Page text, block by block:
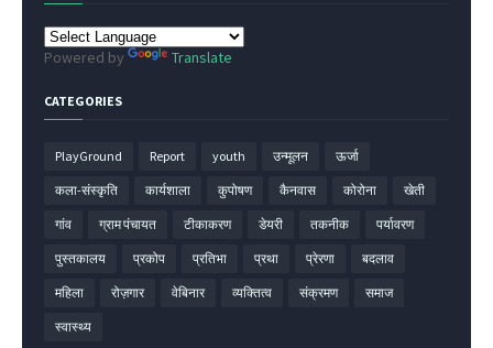
Powered by Translate
CATEGORIES
PlayGround Report youth उन्मूलन ऊर्जा
कला-संस्कृति कार्यशाला कुपोषण कैनवास कोरोना खेती
गांव ग्राम पंचायत टीकाकरण डेयरी तकनीक पर्यावरण
पुस्तकालय प्रकोप प्रतिभा प्रथा प्रेरणा बदलाव
महिला रोज़गार वेबिनार व्यक्तित्व संक्रमण समाज
स्वास्थ्य